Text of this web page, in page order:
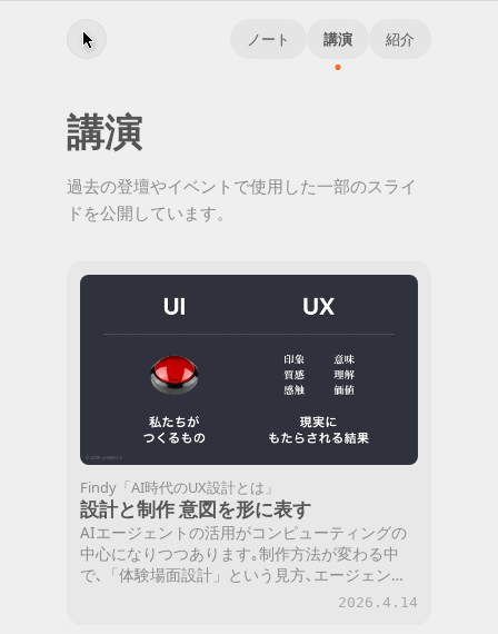
ノート 講演 紹介
講演
過去の登壇やイベントで使用した一部のスライ
ドを公開しています。
Findy「AI時代のUX設計とは」
設計と制作 意図を形に表す
AIエージェントの活用がコンピューティングの
中心になりつつあります｡制作方法が変わる中
で､「体験場面設計」という見方､エージェント
との付き合い方､制作に向き合う態度を考えま
2026.4.14